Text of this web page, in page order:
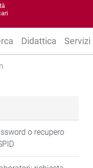
Didattica Servizi
o recupero